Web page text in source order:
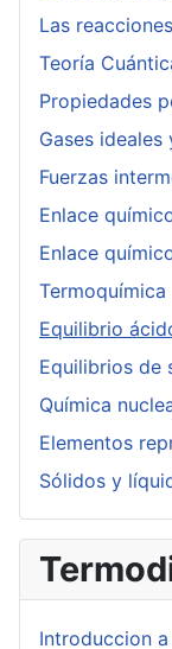
Las
Teoría
Propiedades
Gases ideales
Fuerzas
Enlace
Enlace
Termoquímica
Equilibrio
Equilibrios de
Química
Elementos
Sólidos y
Introduccion